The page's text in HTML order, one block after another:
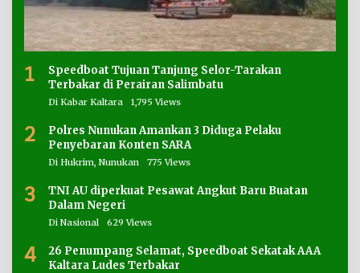
1
Speedboat Tujuan Tanjung Selor-Tarakan
Terbakar di Perairan Salimbatu
Di Kabar Kaltara 1,795 Views
2
Polres Nunukan Amankan 3 Diduga Pelaku
Penyebaran Konten SARA
Di Hukrim, Nunukan 775 Views
3
TNI AU diperkuat Pesawat Angkut Baru Buatan
Dalam Negeri
Di Nasional 629 Views
4
26 Penumpang Selamat, Speedboat Sekatak AAA
Kaltara Ludes Terbakar